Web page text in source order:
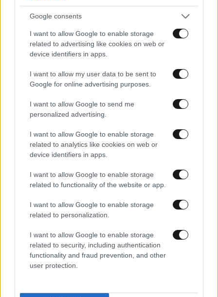
Google consents
I want to allow Google to enable storage
related to advertising like cookies on web or
device identifiers in apps.
I want to allow my user data to be sent to
Google for online advertising purposes.
I want to allow Google to send me
personalized advertising.
I want to allow Google to enable storage
related to analytics like cookies on web or
device identifiers in apps.
I want to allow Google to enable storage
related to functionality of the website or app.
I want to allow Google to enable storage
related to personalization.
I want to allow Google to enable storage
related to security, including authentication
functionality and fraud prevention, and other
user protection.
03·11·2020 19:32
ανάλογα με την εκλογή Τραμπ ή Μπάιντεν
18·08·2020 16:18